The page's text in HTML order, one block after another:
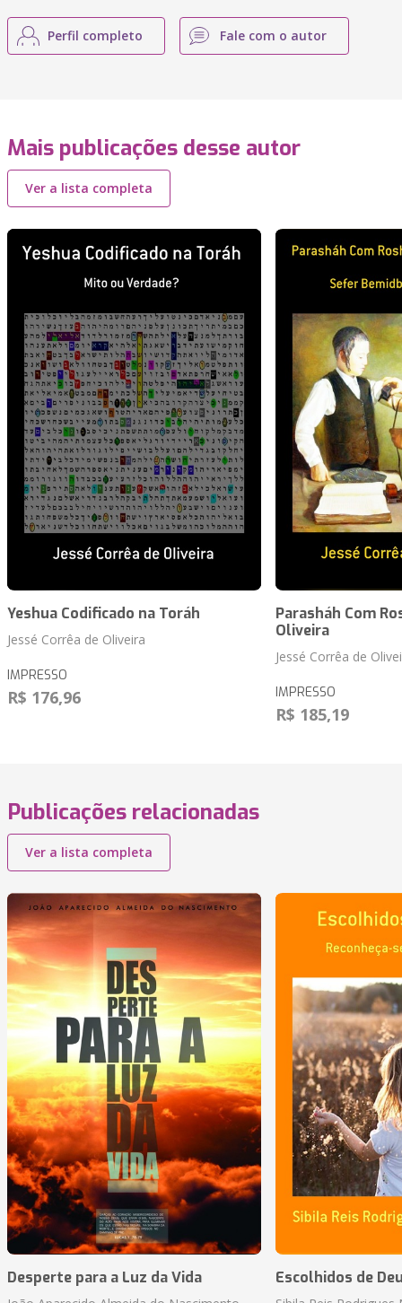
Perfil completo Fale com o autor
Mais publicações desse autor
Ver a lista completa
Yeshua Codificado na Toráh
Jessé Corrêa de Oliveira
IMPRESSO
R$ 176,96
Parasháh Com
Oliveira
Jessé Corrêa de
IMPRESSO
R$ 185,19
Publicações relacionadas
Ver a lista completa
Desperte para a Luz da Vida Escolhidos de